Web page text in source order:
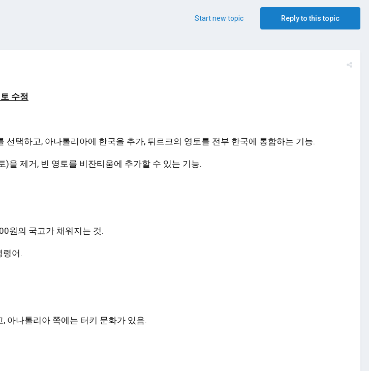
Reply to this topic
Start new topic
수정
택하고, 아나톨리아에 한국을 추가, 튀르크의 영토를 전부 한국에 통합하는 기능.
을 제거, 빈 영토를 비잔티움에 추가할 수 있는 기능.
원의 국고가 채워지는 것.
령어.
아나톨리아 쪽에는 터키 문화가 있음.